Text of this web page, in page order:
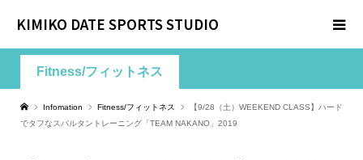
KIMIKO DATE SPORTS STUDIO
Fitness/フィットネス
Infomation Fitness/フィットネス
【9/28（土）WEEKEND CLASS】ハード
でタフなスパルタントレーニング「TEAM NAKANO」2019